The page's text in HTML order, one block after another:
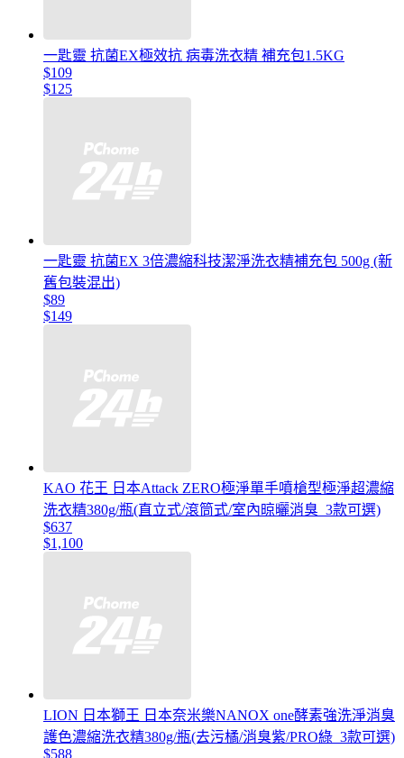
一匙靈 抗菌EX極效抗 病毒洗衣精 補充包1.5KG
$109
$125
一匙靈 抗菌EX 3倍濃縮科技潔淨洗衣精補充包 500g (新
舊包裝混出)
$89
$149
KAO 花王 日本Attack ZERO極淨單手噴槍型極淨超濃縮
洗衣精380g/瓶(直立式/滾筒式/室內晾曬消臭_3款可選)
$637
$1,100
LION 日本獅王 日本奈米樂NANOX one酵素強洗淨消臭
護色濃縮洗衣精380g/瓶(去污橘/消臭紫/PRO綠_3款可選)
$588